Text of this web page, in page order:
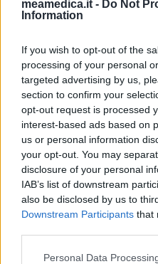
meamedica.it - Do Not
Information
If you wish to opt-out of the
processing of your personal
targeted advertising by us,
section to confirm your
opt-out request is processed
interest-based ads based on
us or personal information
your opt-out. You may
disclosure of your personal
IAB’s list of downstream
also be disclosed by us to
Downstream Participants that
Personal Data